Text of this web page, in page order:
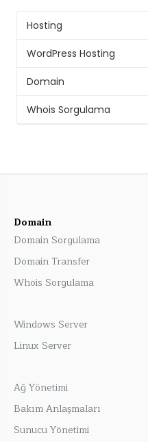
Hosting
WordPress Hosting
Domain
Whois Sorgulama
Domain
Domain Sorgulama
Domain Transfer
Whois Sorgulama
Windows Server
Linux Server
Ağ Yönetimi
Bakım Anlaşmaları
Sunucu Yönetimi